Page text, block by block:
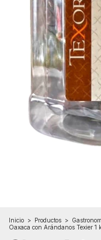
Inicio > Productos >
Oaxaca con Arándanos Texier 1